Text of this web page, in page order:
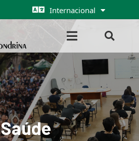
Internacional
Saúde